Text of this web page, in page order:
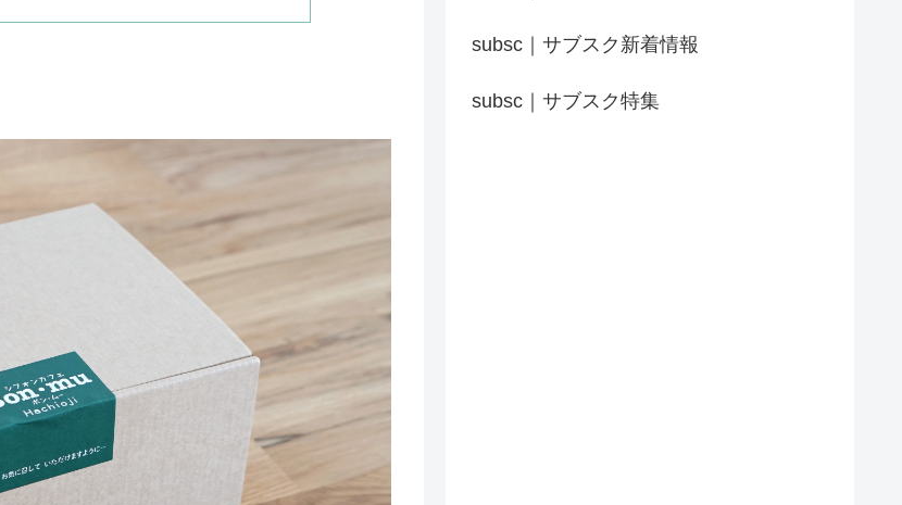
subsc｜サブスク新着情報
subsc｜サブスク特集